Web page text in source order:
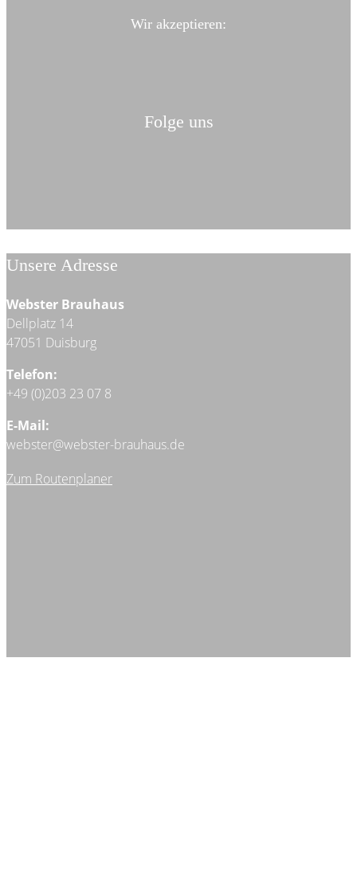
Wir akzeptieren:
Folge uns
Unsere Adresse
Webster Brauhaus
Dellplatz 14
47051 Duisburg
Telefon:
+49 (0)203 23 07 8
E-Mail:
webster@webster-brauhaus.de
Zum Routenplaner